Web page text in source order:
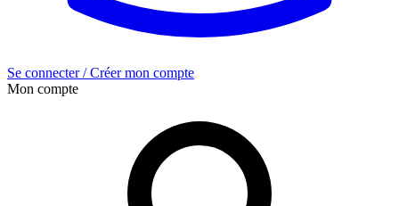
Se connecter / Créer mon compte
Mon compte